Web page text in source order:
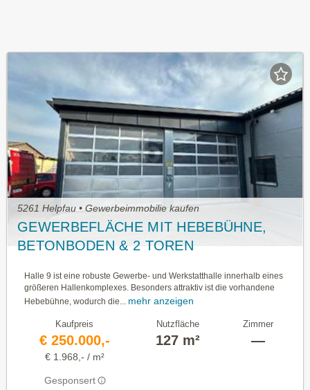
5261 Helpfau • Gewerbeimmobilie kaufen
GEWERBEFLÄCHE MIT HEBEBÜHNE,
BETONBODEN & 2 TOREN
Halle 9 ist eine robuste Gewerbe- und Werkstatthalle innerhalb eines
größeren Hallenkomplexes. Besonders attraktiv ist die vorhandene
Hebebühne, wodurch die...
mehr anzeigen
Kaufpreis
€ 250.000,-
€ 1.968,- / m²
Gesponsert
Nutzfläche
127 m²
Zimmer
—